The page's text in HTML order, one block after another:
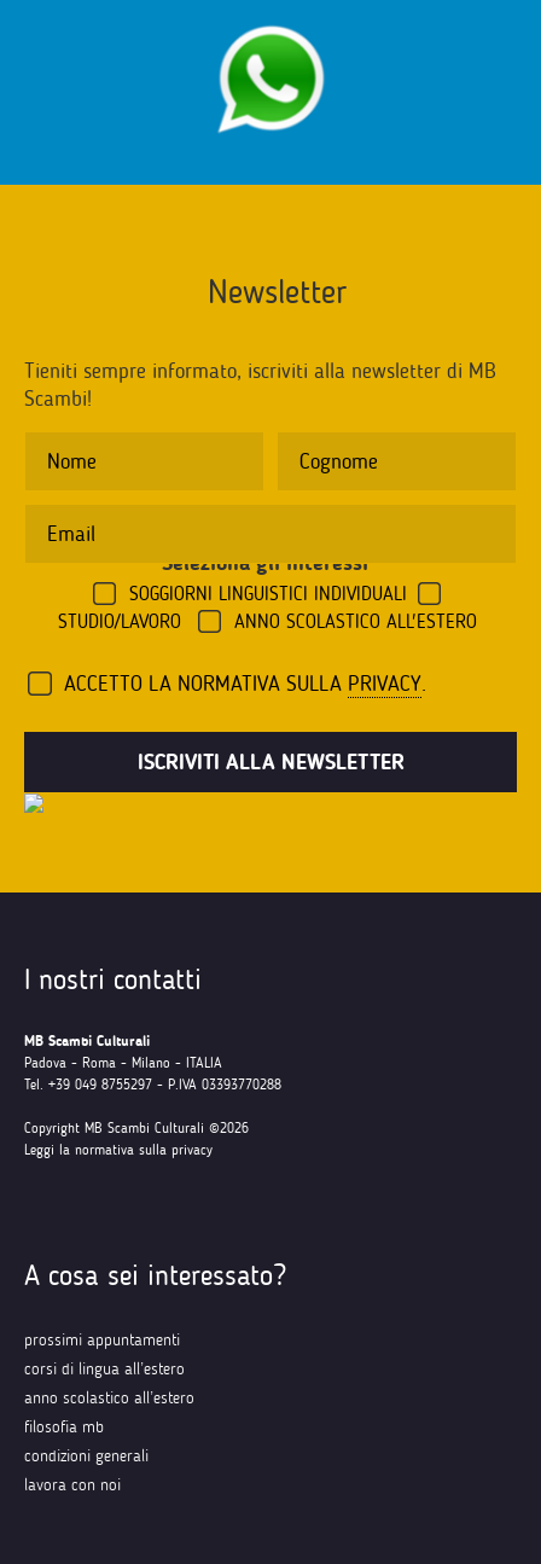
Newsletter
Tieniti sempre informato, iscriviti alla newsletter di MB
Scambi!
Seleziona gli interessi
SOGGIORNI LINGUISTICI INDIVIDUALI
STUDIO/LAVORO
ANNO SCOLASTICO ALL'ESTERO
ACCETTO LA NORMATIVA SULLA PRIVACY.
I nostri contatti
MB Scambi Culturali
Padova - Roma - Milano - ITALIA
Tel. +39 049 8755297 - P.IVA 03393770288
Copyright MB Scambi Culturali ©2026
Leggi la normativa sulla privacy
A cosa sei interessato?
prossimi appuntamenti
corsi di lingua all’estero
anno scolastico all’estero
filosofia mb
condizioni generali
lavora con noi